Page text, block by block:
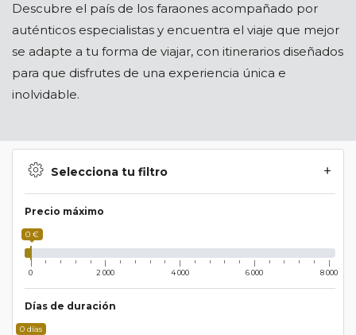
Descubre el país de los faraones acompañado por
auténticos especialistas y encuentra el viaje que mejor
se adapte a tu forma de viajar, con itinerarios diseñados
para que disfrutes de una experiencia única e
inolvidable.
Selecciona tu filtro
Precio máximo
0 €
0 2 000 4 000 6 000 8 000
Días de duración
0 días